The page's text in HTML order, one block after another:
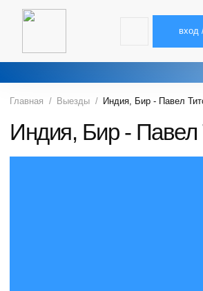
вход
Главная Выезды Индия, Бир - Павел
Индия, Бир - Павел